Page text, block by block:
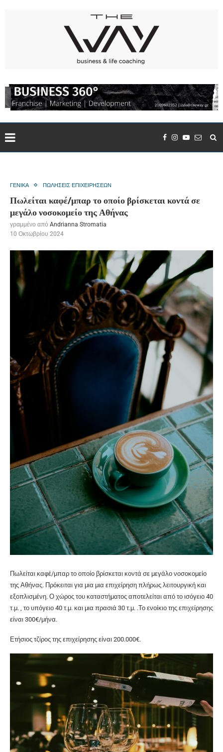
ΓΕΝΙΚΑ ΠΩΛΗΣΕΙΣ ΕΠΙΧΕΙΡΗΣΕΩΝ
Πωλείται καφέ/μπαρ το οποίο βρίσκεται κοντά σε
μεγάλο νοσοκομείο της Αθήνας
γραμμένο από Andrianna Stromatia
10 Οκτωβρίου 2024
Πωλείται καφέ/μπαρ το οποίο βρίσκεται κοντά σε μεγάλο νοσοκομείο
της Αθήνας. Πρόκειται για μια μια επιχείρηση πλήρως λειτουργική και
εξοπλισμένη. Ο χώρος του καταστήματος αποτελείται από το ισόγειο 40
τ.μ. , το υπόγειο 40 τ.μ. και μια πρασιά 30 τ.μ. .Το ενοίκιο της επιχείρησης
είναι 300€/μήνα.
Ετήσιος τζίρος της επιχείρησης είναι 200.000€.